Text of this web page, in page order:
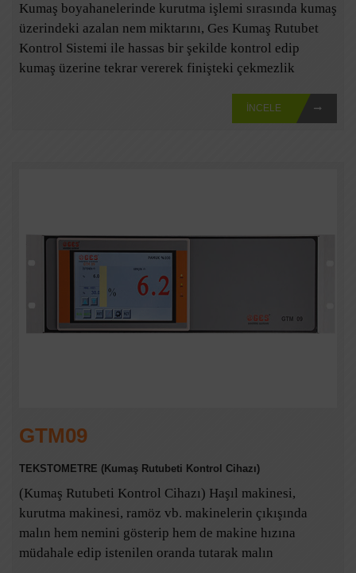
Kumaş boyahanelerinde kurutma işlemi sırasında kumaş
üzerindeki azalan nem miktarını, Ges Kumaş Rutubet
Kontrol Sistemi ile hassas bir şekilde kontrol edip
kumaş üzerine tekrar vererek finişteki çekmezlik
önler. Kullanıldığı yerler; sanfor önü, sanfor arkası,
İNCELE
GTM09
TEKSTOMETRE (Kumaş Rutubeti Kontrol Cihazı)
(Kumaş Rutubeti Kontrol Cihazı) Haşıl makinesi,
kurutma makinesi, ramöz vb. makinelerin çıkışında
malın hem nemini gösterip hem de makine hızına
müdahale edip istenilen oranda tutarak malın